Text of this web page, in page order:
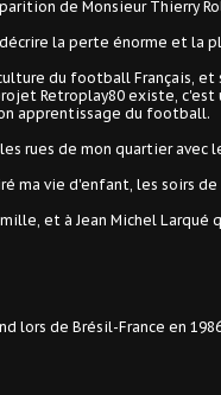
de Monsieur Thierry
la perte énorme et la
du football Français,
Retroplay80 existe, c'est
apprentissage du football.
rues de mon quartier avec
ma vie d'enfant, les soirs
et à Jean Michel
lors de Brésil-France en